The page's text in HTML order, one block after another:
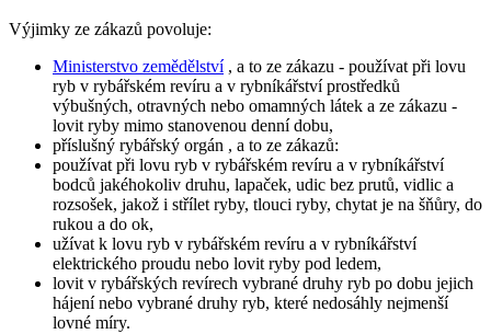
Výjimky ze zákazů povoluje:
Ministerstvo zemědělství, a to ze zákazu - používat při lovu
ryb v rybářském revíru a v rybníkářství prostředků
výbušných, otravných nebo omamných látek a ze zákazu -
lovit ryby mimo stanovenou denní dobu,
příslušný rybářský orgán , a to ze zákazů:
používat při lovu ryb v rybářském revíru a v rybníkářství
bodců jakéhokoliv druhu, lapaček, udic bez prutů, vidlic a
rozsošek, jakož i střílet ryby, tlouci ryby, chytat je na šňůry, do
rukou a do ok,
užívat k lovu ryb v rybářském revíru a v rybníkářství
elektrického proudu nebo lovit ryby pod ledem,
lovit v rybářských revírech vybrané druhy ryb po dobu jejich
hájení nebo vybrané druhy ryb, které nedosáhly nejmenší
lovné míry.